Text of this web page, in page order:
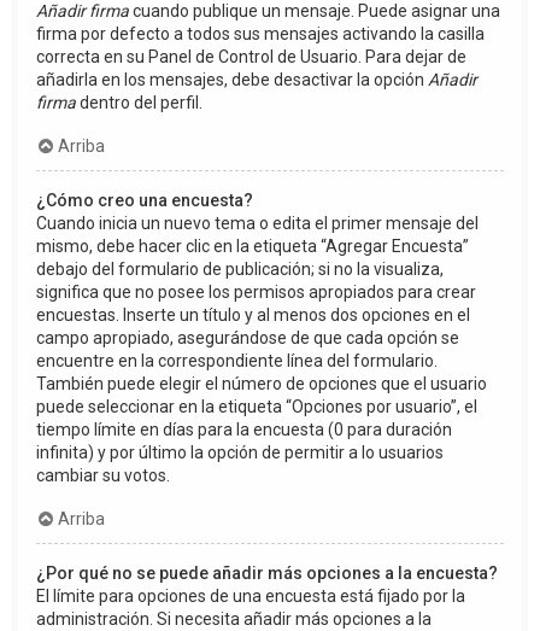
Añadir firmacuando publique un mensaje. Puede asignar una
firma por defecto a todos sus mensajes activando la casilla
correcta en su Panel de Control de Usuario. Para dejar de
añadirla en los mensajes, debe desactivar la opción Añadir
firmadentro del perfil.
Arriba
¿Cómo creo una encuesta?
Cuando inicia un nuevo tema o edita el primer mensaje del
mismo, debe hacer clic en la etiqueta “Agregar Encuesta”
debajo del formulario de publicación; si no la visualiza,
significa que no posee los permisos apropiados para crear
encuestas. Inserte un título y al menos dos opciones en el
campo apropiado, asegurándose de que cada opción se
encuentre en la correspondiente línea del formulario.
También puede elegir el número de opciones que el usuario
puede seleccionar en la etiqueta “Opciones por usuario”, el
tiempo límite en días para la encuesta (0 para duración
infinita) y por último la opción de permitir a lo usuarios
cambiar su votos.
Arriba
¿Por qué no se puede añadir más opciones a la encuesta?
El límite para opciones de una encuesta está fijado por la
administración. Si necesita añadir más opciones a la